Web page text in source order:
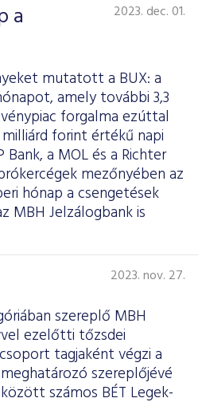
a
2023. dec. 01.
mutatott a BUX: a
amely további 3,3
forgalma ezúttal
forint értékű napi
a MOL és a Richter
mezőnyében az
hónap a csengetések
MBH Jelzálogbank is
2023. nov. 27.
szereplő MBH
ezelőtti tőzsdei
tagjaként végzi a
szereplőjévé
számos BÉT Legek-